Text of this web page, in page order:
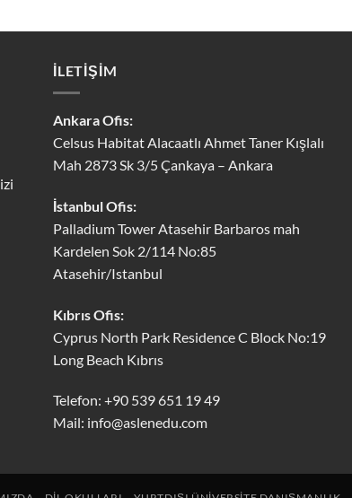
İLETİŞİM
Ankara Ofis:
Celsus Habitat Alacaatlı Ahmet Taner Kışlalı
Mah 2873 Sk 3/5 Çankaya – Ankara
İstanbul Ofis:
Palladium Tower Atasehir Barbaros mah
Kardelen Sok 2/114 No:85
Atasehir/Istanbul
Kıbrıs Ofis:
Cyprus North Park Residence C Block No:19
Long Beach Kıbrıs
Telefon: +90 539 651 19 49
Mail: info@aslenedu.com